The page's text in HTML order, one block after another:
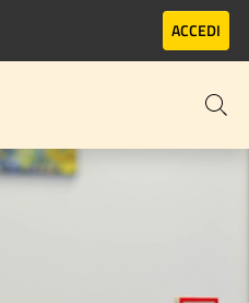
ACCEDI